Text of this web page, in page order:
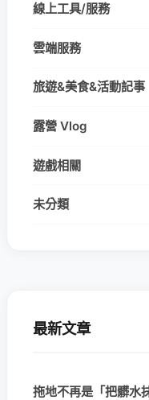
線上工具/服務
雲端服務
旅遊&美食&活動記事
露營 Vlog
遊戲相關
未分類
最新文章
拖地不再是「把髒水